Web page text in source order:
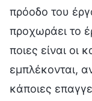
πρόοδο του
προχωράει το
ποιες είναι
εμπλέκονται,
κάποιες